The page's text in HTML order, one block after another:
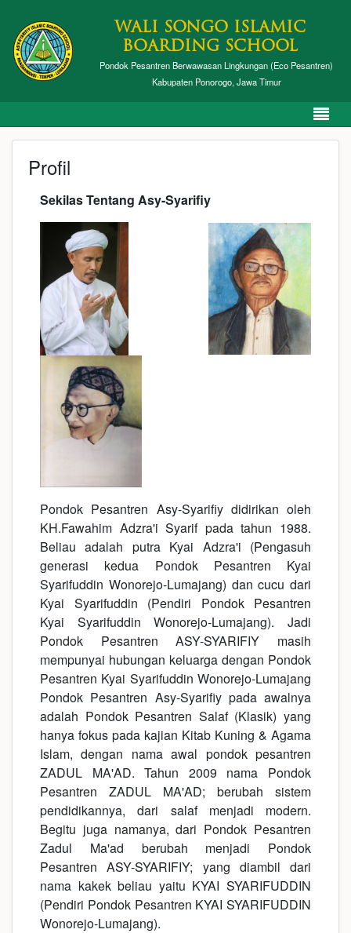
WALI SONGO ISLAMIC
BOARDING SCHOOL
Pondok Pesantren Berwawasan Lingkungan (Eco Pesantren)
Kabupaten Ponorogo, Jawa Timur
Profil
Sekilas Tentang Asy-Syarifiy
Pondok Pesantren Asy-Syarifiy didirikan oleh
KH.Fawahim Adzra'i Syarif pada tahun 1988.
Beliau adalah putra Kyai Adzra'i (Pengasuh
generasi kedua Pondok Pesantren Kyai
Syarifuddin Wonorejo-Lumajang) dan cucu dari
Kyai Syarifuddin (Pendiri Pondok Pesantren
Kyai Syarifuddin Wonorejo-Lumajang). Jadi
Pondok Pesantren ASY-SYARIFIY masih
mempunyai hubungan keluarga dengan Pondok
Pesantren Kyai Syarifuddin Wonorejo-Lumajang
Pondok Pesantren Asy-Syarifiy pada awalnya
adalah Pondok Pesantren Salaf (Klasik) yang
hanya fokus pada kajian Kitab Kuning & Agama
Islam, dengan nama awal pondok pesantren
ZADUL MA'AD. Tahun 2009 nama Pondok
Pesantren ZADUL MA'AD; berubah sistem
pendidikannya, dari salaf menjadi modern.
Begitu juga namanya, dari Pondok Pesantren
Zadul Ma'ad berubah menjadi Pondok
Pesantren ASY-SYARIFIY; yang diambil dari
nama kakek beliau yaitu KYAI SYARIFUDDIN
(Pendiri Pondok Pesantren KYAI SYARIFUDDIN
Wonorejo-Lumajang).